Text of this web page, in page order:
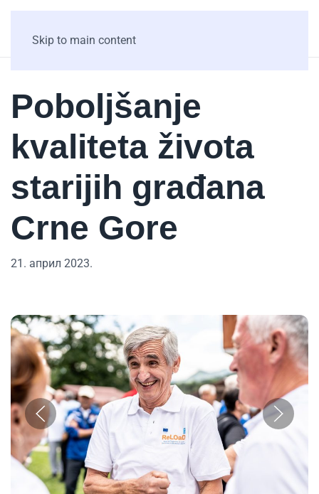
Skip to main content
Poboljšanje
kvaliteta života
starijih građana
Crne Gore
21. април 2023.